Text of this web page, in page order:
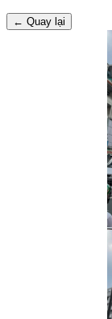
← Quay lại